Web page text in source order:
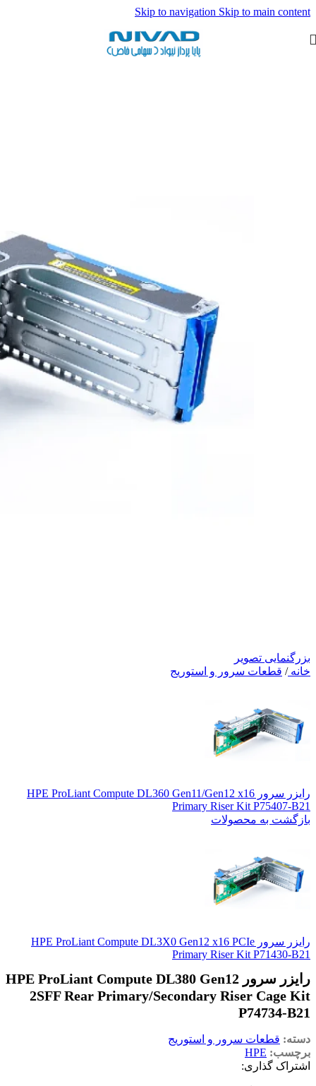
Skip to navigation Skip to main content
بزرگنمایی تصویر
خانه/ قطعات سرور و استوریج
رایزر سرور HPE ProLiant Compute DL360 Gen11/Gen12 x16
Primary Riser Kit P75407-B21
بازگشت به محصولات
رایزر سرور HPE ProLiant Compute DL3X0 Gen12 x16 PCIe
Primary Riser Kit P71430-B21
رایزر سرور HPE ProLiant Compute DL380 Gen12
2SFF Rear Primary/Secondary Riser Cage Kit
P74734-B21
دسته: قطعات سرور و استوریج
برچسب: HPE
اشتراک گذاری: